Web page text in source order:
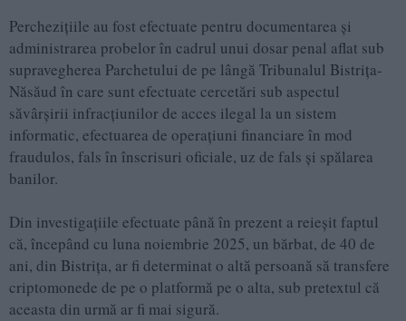
Perchezițiile au fost efectuate pentru documentarea și
administrarea probelor în cadrul unui dosar penal aflat sub
supravegherea Parchetului de pe lângă Tribunalul Bistrița-
Năsăud în care sunt efectuate cercetări sub aspectul
săvârșirii infracțiunilor de acces ilegal la un sistem
informatic, efectuarea de operațiuni financiare în mod
fraudulos, fals în înscrisuri oficiale, uz de fals și spălarea
banilor.
Din investigațiile efectuate până în prezent a reieșit faptul
că, începând cu luna noiembrie 2025, un bărbat, de 40 de
ani, din Bistrița, ar fi determinat o altă persoană să transfere
criptomonede de pe o platformă pe o alta, sub pretextul că
aceasta din urmă ar fi mai sigură.